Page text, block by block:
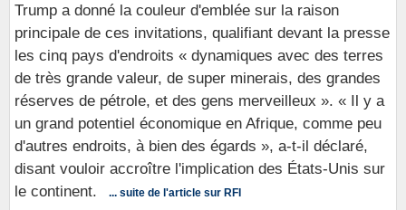
Trump a donné la couleur d'emblée sur la raison
principale de ces invitations, qualifiant devant la presse
les cinq pays d'endroits « dynamiques avec des terres
de très grande valeur, de super minerais, des grandes
réserves de pétrole, et des gens merveilleux ». « Il y a
un grand potentiel économique en Afrique, comme peu
d'autres endroits, à bien des égards », a-t-il déclaré,
disant vouloir accroître l'implication des États-Unis sur
le continent.
... suite de l'article sur RFI